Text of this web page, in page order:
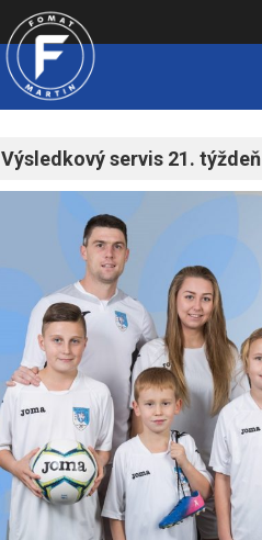
Výsledkový servis 21. týždeň